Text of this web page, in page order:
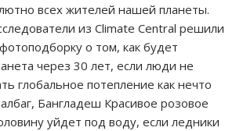
всех жителей нашей планеты.
из Climate Central решили
о том, как будет
через 30 лет, если люди не
глобальное потепление как нечто
Бангладеш Красивое розовое
уйдет под воду, если ледники